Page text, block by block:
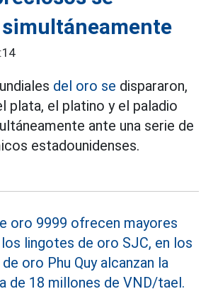
del oro se dispararon,
plata, el platino y el paladio
ante una serie de
estadounidenses.